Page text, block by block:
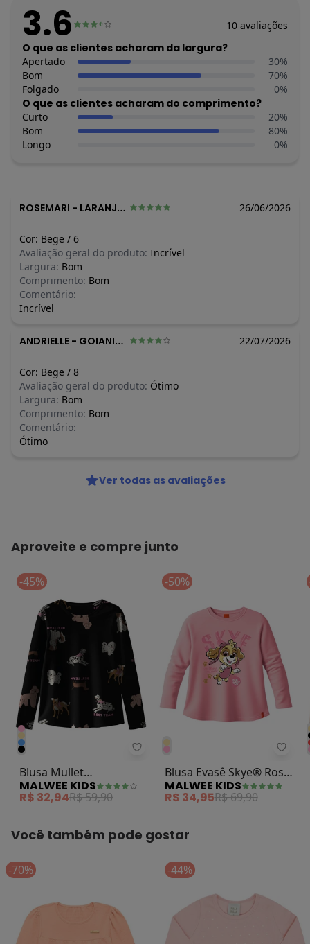
Feito: Brasil
Cuidados para conservação do produto: Temperatura máxima
de lavagem 30C. Não alvejar. Não passar sobre a estampa.
Tecido: Meia Malha
Composição: Algodão 100%
Histórico de preços
O preço apresentado abaixo é o menor oferecido em algum
dia do mês, para o menor tamanho disponível.
maio/2026 R$ 47,51
março/2026
fevereiro/2026
3.6 10 avaliações
O que as clientes acharam da largura?
Apertado 30%
Bom
70%
Folgado
0%
O que as clientes acharam do comprimento?
Curto 20%
Bom
80%
Longo
0%
ROSEMARI - LARANJEIRAS DO SUL - PR 26/06/2026
Cor: Bege / 6
Avaliação geral do produto: Incrível
Largura: Bom
Comprimento: Bom
Comentário:
Incrível
ANDRIELLE - GOIANIA - GO 22/07/2026
Cor: Bege / 8
Avaliação geral do produto: Ótimo
Largura: Bom
Comprimento: Bom
Comentário:
Ótimo
Ver todas as avaliações
Aproveite e compre junto
-45%
Malwee Kids - Blusa Mullet
Blusa Mullet
Cachorrinhos Rosê
MALWEE KIDS
R$ 32,94R$ 59,90
-50%
Blusa Evasê Skye® Rosa
Claro
MALWEE KIDS
R$ 34,95R$ 69,90
Você também pode gostar
-70% -44%